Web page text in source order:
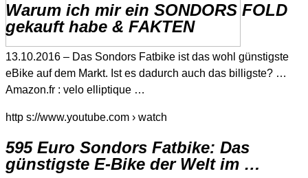
Warum ich mir ein SONDORS FOLD
gekauft habe & FAKTEN
13.10.2016 – Das Sondors Fatbike ist das wohl günstigste
eBike auf dem Markt. Ist es dadurch auch das billigste? …
Amazon.fr : velo elliptique …
http s://www.youtube.com › watch
595 Euro Sondors Fatbike: Das
günstigste E-Bike der Welt im …